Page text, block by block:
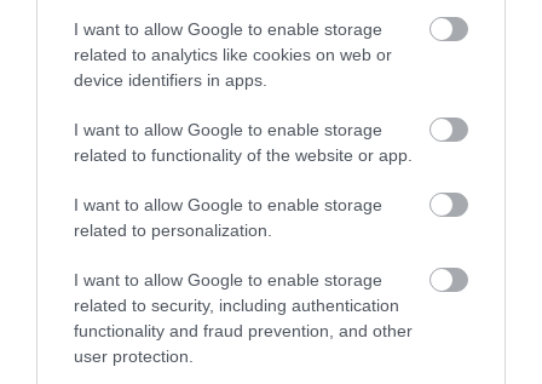
I want to allow Google to enable storage
related to analytics like cookies on web or
device identifiers in apps.
I want to allow Google to enable storage
related to functionality of the website or app.
I want to allow Google to enable storage
related to personalization.
I want to allow Google to enable storage
related to security, including authentication
functionality and fraud prevention, and other
user protection.
HÍREK A GARÁZSBÓL: CHERY TIGGO 9
PHEV LUXURY – A KÍNAI PR...
LAKÓÉPÜLETEK LÁNGOLTAK SZERDÁN